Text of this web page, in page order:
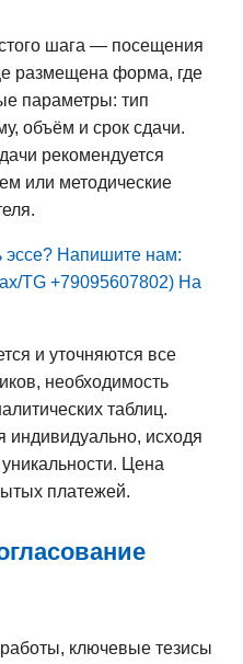
шага — посещения
размещена форма, где
параметры: тип
объём и срок сдачи.
рекомендуется
или методические
эссе? Напишите нам:
TG +79095607802) На
и уточняются все
необходимость
таблиц.
индивидуально, исходя
Цена
платежей.
работы, ключевые тезисы